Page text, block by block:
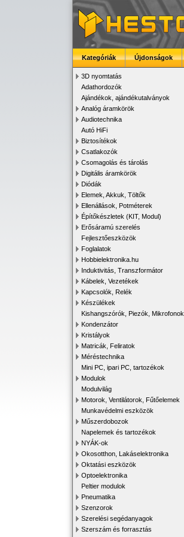
Kategóriák Újdonságok
3D nyomtatás
Adathordozók
Ajándékok, ajándékutalványok
Analóg áramkörök
Audiotechnika
Autó HiFi
Biztosítékok
Csatlakozók
Csomagolás és tárolás
Digitális áramkörök
Diódák
Elemek, Akkuk, Töltők
Ellenállások, Potméterek
Építőkészletek (KIT, Modul)
Erősáramú szerelés
Fejlesztőeszközök
Foglalatok
Hobbielektronika.hu
Induktivitás, Transzformátor
Kábelek, Vezetékek
Kapcsolók, Relék
Készülékek
Kishangszórók, Piezók, Mikrofonok
Kondenzátor
Kristályok
Matricák, Feliratok
Méréstechnika
Mini PC, ipari PC, tartozékok
Modulok
Modulvilág
Motorok, Ventilátorok, Fűtőelemek
Munkavédelmi eszközök
Műszerdobozok
Napelemek és tartozékok
NYÁK-ok
Okosotthon, Lakáselektronika
Oktatási eszközök
Optoelektronika
Peltier modulok
Pneumatika
Szenzorok
Szerelési segédanyagok
Szerszám és forrasztás